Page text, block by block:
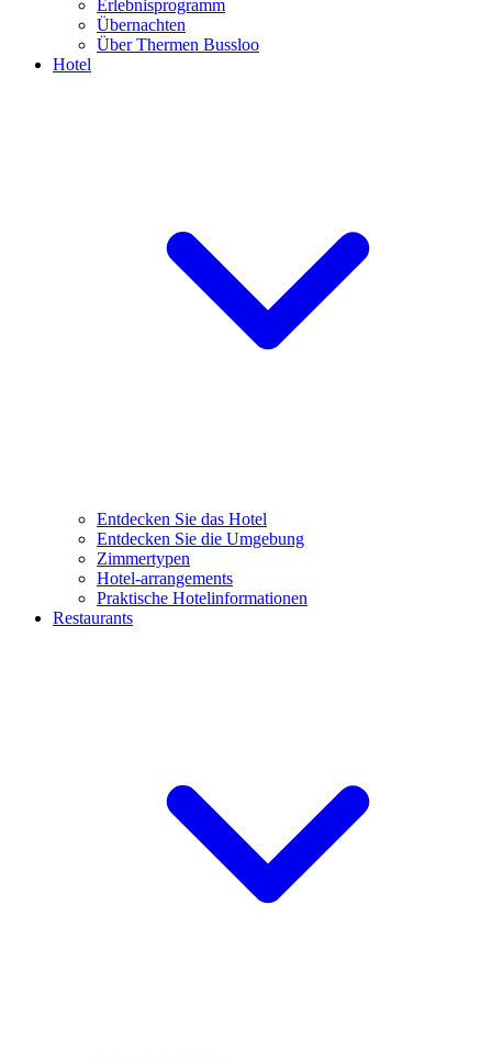
Erlebnisprogramm
Übernachten
Über Thermen Bussloo
Hotel
Entdecken Sie das Hotel
Entdecken Sie die Umgebung
Zimmertypen
Hotel-arrangements
Praktische Hotelinformationen
Restaurants